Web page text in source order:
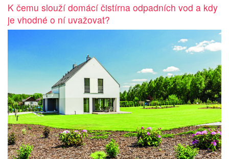
K čemu slouží domácí čistírna odpadních vod a kdy
je vhodné o ní uvažovat?